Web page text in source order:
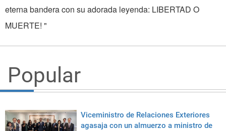
eterna bandera con su adorada leyenda: LIBERTAD O
MUERTE! "
Popular
Viceministro de Relaciones Exteriores
agasaja con un almuerzo a ministro de